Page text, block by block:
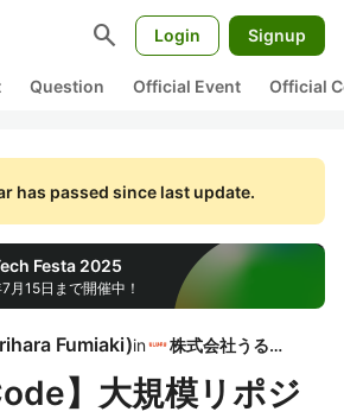
search Login Signup
Question Official Event Official
has passed since last update.
Festa 2025
月15日まで開催中！
Fumiaki)in 株式会社うるる
】大規模リポジ